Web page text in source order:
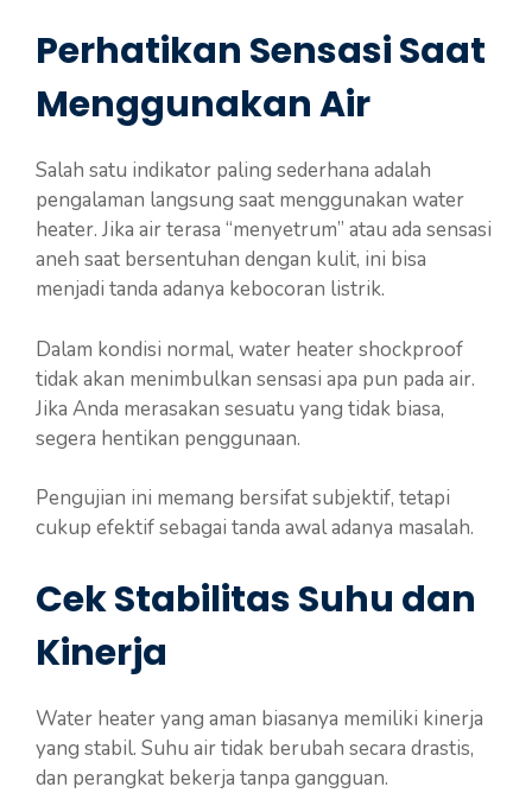
Perhatikan Sensasi Saat
Menggunakan Air
Salah satu indikator paling sederhana adalah
pengalaman langsung saat menggunakan water
heater. Jika air terasa “menyetrum” atau ada sensasi
aneh saat bersentuhan dengan kulit, ini bisa
menjadi tanda adanya kebocoran listrik.
Dalam kondisi normal, water heater shockproof
tidak akan menimbulkan sensasi apa pun pada air.
Jika Anda merasakan sesuatu yang tidak biasa,
segera hentikan penggunaan.
Pengujian ini memang bersifat subjektif, tetapi
cukup efektif sebagai tanda awal adanya masalah.
Cek Stabilitas Suhu dan
Kinerja
Water heater yang aman biasanya memiliki kinerja
yang stabil. Suhu air tidak berubah secara drastis,
dan perangkat bekerja tanpa gangguan.